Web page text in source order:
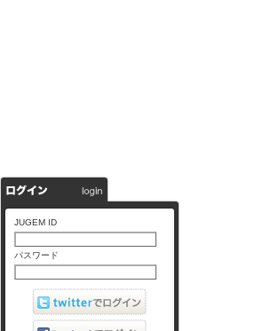
JUGEM ID
パスワード